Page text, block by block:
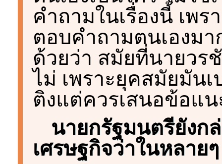
คำถามในเรื่องนี้ เพร
ตอบคำถามตนเองม
ด้วยว่า สมัยที่นายวร
ไม่ เพราะยุคสมัยมัน
ติงแต่ควรเสนอข้อแ
นายกรัฐมนตรียังก
เศรษฐกิจว่าในหลาย